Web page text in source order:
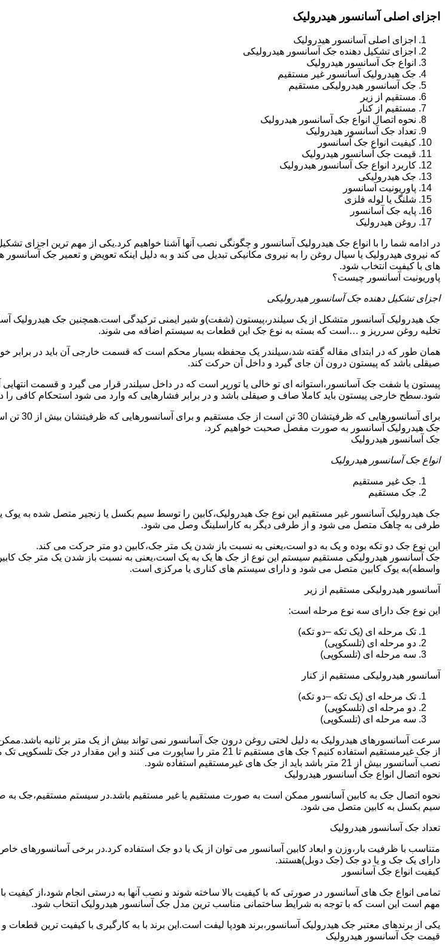
اجزای اصلی آسانسور هیدرولیک
اجزای اصلی آسانسور هیدرولیک
اجزای تشکیل دهنده جک آسانسور هیدرولیکی
انواع جک آسانسور هیدرولیک
جک هیدرولیک آسانسور غیر مستقیم
جک آسانسور هیدرولیکی مستقیم
مستقیم از زیر
مستقیم از کنار
نحوه اتصال انواع جک آسانسور هیدرولیک
تعداد جک آسانسور هیدرولیک
کیفیت انواع جک آسانسور
قیمت جک آسانسور هیدرولیک
کاربرد انواع جک آسانسور هیدرولیک
جک هیدرولیکی
پاوریونیت آسانسور
شلنگ یا لوله فلزی
پایه جک آسانسور
روغن هیدرولیک
در ادامه شما را با انواع جک هیدرولیک آسانسور و چگونگی نصب آنها آشنا خواهیم کرد.یکی از مهم ترین اجزای
که نیروی هیدرولیک یا سیال روغن را به نیروی مکانیکی تبدیل می کند و به دلیل اینکه تعویض و تعمیر جک
های با کیفیت انتخاب شود.
پاوریونیت آسانسور چیست؟
اجزای تشکیل دهنده جک آسانسور هیدرولیکی
جک هیدرولیک آسانسور متشکل از یک سیلندر،پیستون (شفت)و شیر ایمنی ترکیدگی است.همچنین جک هیدرولیک
تخلیه روغن سرریز و …است که بسته به نوع جک این قطعات به سیستم اضافه می شوند.
همان طور که در ابتدای مقاله گفته شد،سیلندر یک محفظه بسیار محکم است که قسمت خارجی آن باید در
صیقلی باشد که پیستون درون آن جای گیرد و داخل آن حرکت کند.
پیستون یا شفت جک آسانسور،استوانه ای تو خالی یا تورپر است که در داخل سیلندر قرار می گیرد و قسمت
شود.سطح خارجی پیستون باید کاملا صاف و صیقلی باشد و در برابر فشارهایی که وارد می شود استحکام کافی را
برای
جک هیدرولیک آسانسور به صورت مفصل صحبت خواهیم کرد.
جک آسانسور هیدرولیک
انواع جک آسانسور هیدرولیک
جک غیر مستقیم
جک مستقیم
جک هیدرولیک آسانسور غیر مستقیم این نوع جک هیدرولیک،کابین را توسط سیم بکسل یا زنجیر متصل شده به
طرفی به چاهک متصل می شود و از طرفی دیگر به کاراسلینگ وصل می شود.
این نوع جک دو تکه بوده و یک به دو است،یعنی به نسبت باز شدن یک متر جک،کابین دو متر حرکت می کند.
جک آسانسور هیدرولیکی مستقیم سیستم این نوع از جک ها یک به یک است،یعنی به نسبت باز شدن یک متر جک
واسطه)به یوک کابین متصل می شود و دارای سیستم های کناری یا مرکزی است.
آسانسور هیدرولیکی مستقیم از زیر
این نوع جک دارای سه نوع مرحله است:
تک مرحله ای (یک تکه –دو تکه)
دو مرحله ای (تلسکوپی)
سه مرحله ای (تلسکوپی)
آسانسور هیدرولیکی مستقیم از کنار
تک مرحله ای (یک تکه –دو تکه)
دو مرحله ای (تلسکوپی)
سه مرحله ای (تلسکوپی)
سرعت آسانسورهای هیدرولیک به دلیل لختی روغن درون جک آسانسور نمی تواند بیش از یک متر بر ثانیه
نصب آسانسور بیش از 21 متر باشد باید از جک های غیرمستقیم استفاده شود.
نحوه اتصال انواع جک آسانسور هیدرولیک
نحوه اتصال جک به کابین آسانسور ممکن است به صورت مستقیم یا غیر مستقیم باشد.در سیستم مستقیم،جک
سیم بکسل به کابین متصل می شود.
تعداد جک آسانسور هیدرولیک
متناسب با ظرفیت بار،وزن و ابعاد کابین آسانسور می توان از یک یا دو جک استفاده کرد.در برخی آسانسورهای
دارای یک جک و یا دو جک (جک دوبل)هستند.
کیفیت انواع جک آسانسور
تمامی انواع جک های آسانسور در صورتی که با کیفیت بالا ساخته شوند و نصب آنها به درستی انجام شود،از
مهم است این است که با توجه به شرایط ساختمانی مناسب ترین مدل جک آسانسور هیدرولیک انتخاب شود.
یکی از برندهای معتبر جک هیدرولیک آسانسور،برند هودپا لیفت است.این برند با به کارگیری با کیفیت ترین
قیمت جک آسانسور هیدرولیک